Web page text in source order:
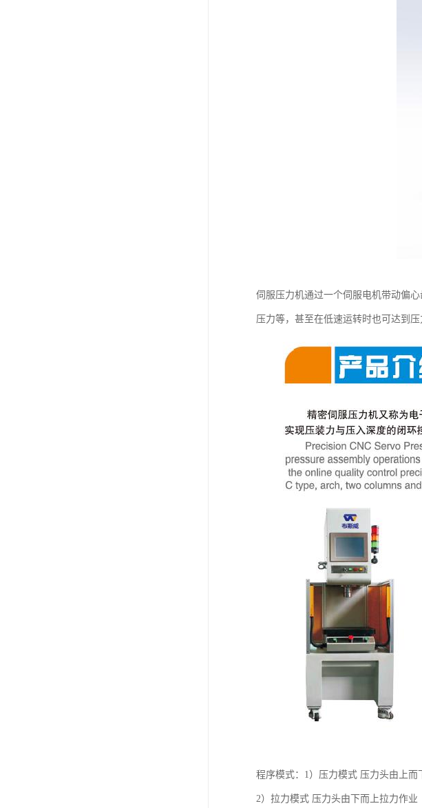
伺服压力机通过一个伺服电机带动偏
压力等，甚至在低速运转时也可达到压
程序模式：1）压力模式 压力头由上而
2）拉力模式 压力头由下而上拉力作业